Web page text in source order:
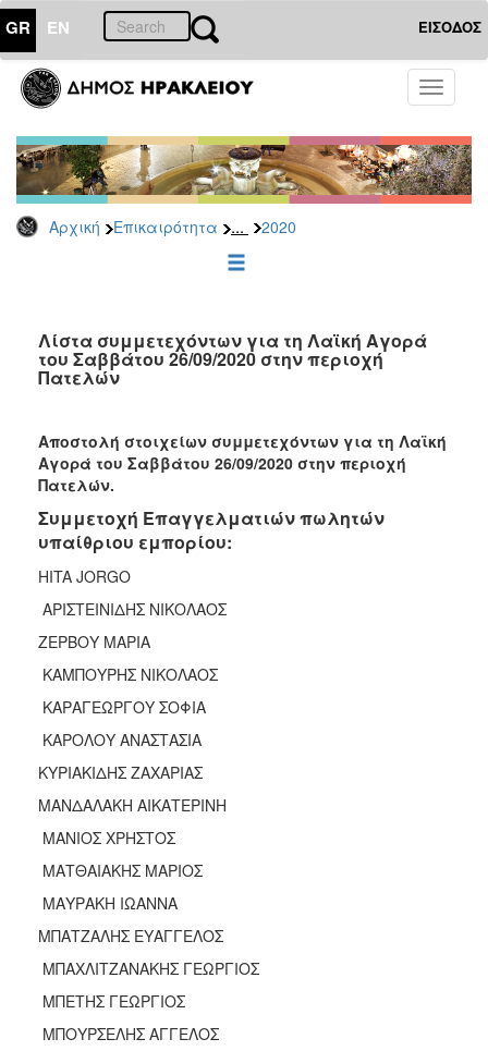
GR EN ΕΙΣΟΔΟΣ
Toggle
Αρχική Επικαιρότητα ... 2020
ΕΠΙΚΑΙΡΟΤΗΤΑ
Τύπου
Αρχείο
2026
2025
2022
2021
2019
2018
2016
2015
2013
2012
2011
2010
2006
ΔΗΜΟΤΗΣ
ΗΡΑΚΛΕΙΟ
Λίστα συμμετεχόντων για τη Λαϊκή Αγορά
του Σαββάτου 26/09/2020 στην περιοχή
Πατελών
Αποστολή στοιχείων συμμετεχόντων για τη Λαϊκή
Αγορά του Σαββάτου 26/09/2020 στην περιοχή
Πατελών.
Συμμετοχή Επαγγελματιών πωλητών
υπαίθριου εμπορίου:
HITA JORGO
ΑΡΙΣΤΕΙΝΙΔΗΣ ΝΙΚΟΛΑΟΣ
ΖΕΡΒΟΥ ΜΑΡΙΑ
ΚΑΜΠΟΥΡΗΣ ΝΙΚΟΛΑΟΣ
ΚΑΡΑΓΕΩΡΓΟΥ ΣΟΦΙΑ
ΚΑΡΟΛΟΥ ΑΝΑΣΤΑΣΙΑ
ΚΥΡΙΑΚΙΔΗΣ ΖΑΧΑΡΙΑΣ
ΜΑΝΔΑΛΑΚΗ ΑΙΚΑΤΕΡΙΝΗ
ΜΑΝΙΟΣ ΧΡΗΣΤΟΣ
ΜΑΤΘΑΙΑΚΗΣ ΜΑΡΙΟΣ
ΜΑΥΡΑΚΗ ΙΩΑΝΝΑ
ΜΠΑΤΖΑΛΗΣ ΕΥΑΓΓΕΛΟΣ
ΜΠΑΧΛΙΤΖΑΝΑΚΗΣ ΓΕΩΡΓΙΟΣ
ΜΠΕΤΗΣ ΓΕΩΡΓΙΟΣ
ΜΠΟΥΡΣΕΛΗΣ ΑΓΓΕΛΟΣ